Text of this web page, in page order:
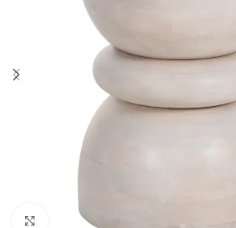
Κάντε κλικ για μεγέθυνση